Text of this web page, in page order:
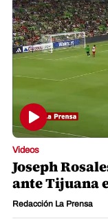
Videos
Joseph
ante Tijuana
Redacción La Prensa